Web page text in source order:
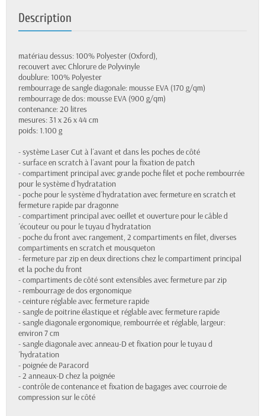
Description
matériau dessus: 100% Polyester (Oxford),
recouvert avec Chlorure de Polyvinyle
doublure: 100% Polyester
rembourrage de sangle diagonale: mousse EVA (170 g/qm)
rembourrage de dos: mousse EVA (900 g/qm)
contenance: 20 litres
mesures: 31 x 26 x 44 cm
poids: 1.100 g
- système Laser Cut à l´avant et dans les poches de côté
- surface en scratch à l´avant pour la fixation de patch
- compartiment principal avec grande poche filet et poche rembourrée
pour le système d´hydratation
- poche pour le système d´hydratation avec fermeture en scratch et
fermeture rapide par dragonne
- compartiment principal avec oeillet et ouverture pour le câble d
´écouteur ou pour le tuyau d´hydratation
- poche du front avec rangement, 2 compartiments en filet, diverses
compartiments en scratch et mousqueton
- fermeture par zip en deux directions chez le compartiment principal
et la poche du front
- compartiments de côté sont extensibles avec fermeture par zip
- rembourrage de dos ergonomique
- ceinture réglable avec fermeture rapide
- sangle de poitrine élastique et réglable avec fermeture rapide
- sangle diagonale ergonomique, rembourrée et réglable, largeur:
environ 7 cm
- sangle diagonale avec anneau-D et fixation pour le tuyau d
´hydratation
- poignée de Paracord
- 2 anneaux-D chez la poignée
- contrôle de contenance et fixation de bagages avec courroie de
compression sur le côté